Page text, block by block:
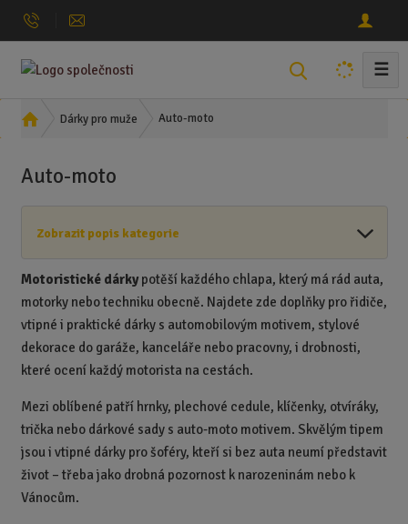
☰
Ú
d
s
r
a
Dárky pro muže Auto-moto
Auto-moto
Zobrazit popis kategorie
Motoristické dárkypotěší každého chlapa, který má rád auta,
motorky nebo techniku obecně. Najdete zde doplňky pro řidiče,
vtipné i praktické dárky s automobilovým motivem, stylové
dekorace do garáže, kanceláře nebo pracovny, i drobnosti,
které ocení každý motorista na cestách.
Mezi oblíbené patří hrnky, plechové cedule, klíčenky, otvíráky,
trička nebo dárkové sady s auto-moto motivem. Skvělým tipem
jsou i vtipné dárky pro šoféry, kteří si bez auta neumí představit
život – třeba jako drobná pozornost k narozeninám nebo k
Vánocům.